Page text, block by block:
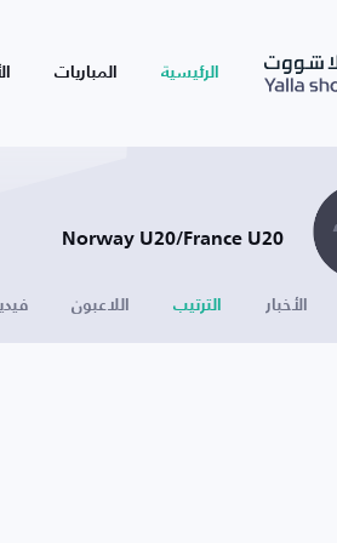
الرئيسية المباريات
Norway U20/France U20
الأخبار الترتيب اللاعبون